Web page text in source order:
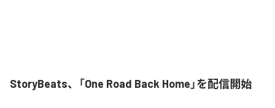
StoryBeats、「One Road Back Home」を配信開始